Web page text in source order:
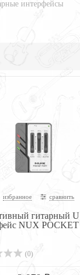
интерфейсы
избранное сравнить
гитарный
NUX POCKET
(0)